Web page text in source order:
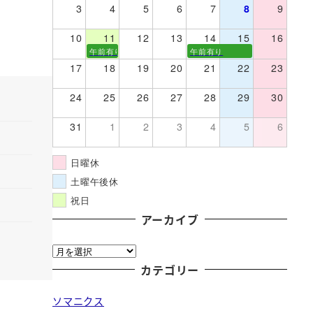
3 4 5 6 7 8 9
10 11 12 13 14 15 16
午前有り 午前有り
17 18 19 20 21 22 23
24 25 26 27 28 29 30
31 1 2 3 4 5 6
日曜休
土曜午後休
祝日
アーカイブ
ア
ー
イ
カテゴリー
ソマニクス